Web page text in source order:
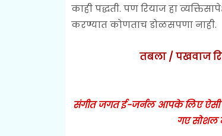
काही पद्धती. पण रियाज हा
करण्यात कोणताच डोळसपणा नाही.
तबला / पखवाज
संगीत जगत ई-जर्नल आपके लिए ऐसी
गए सोशल